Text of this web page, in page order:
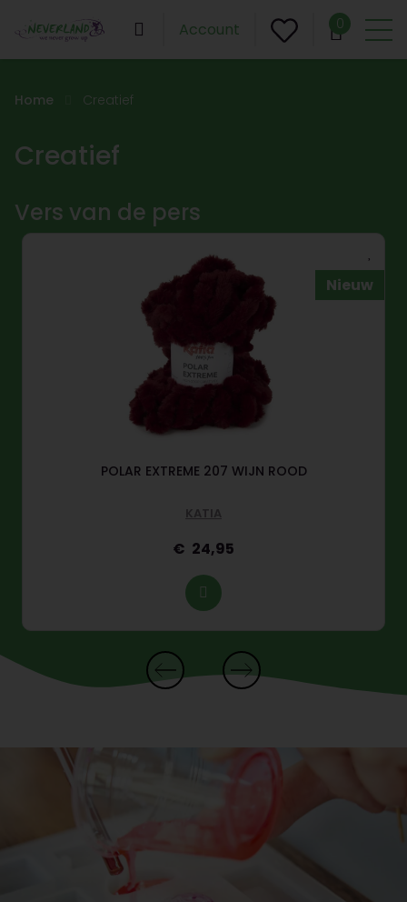
Account 0
Home Creatief
Creatief
Vers van de pers
Nieuw
POLAR EXTREME 207 WIJN ROOD
KATIA
24,95